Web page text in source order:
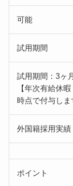
可能
試用期間
試用期間：3ヶ
【年次有給休
時点で付与しま
外国籍採用実績
ポイント